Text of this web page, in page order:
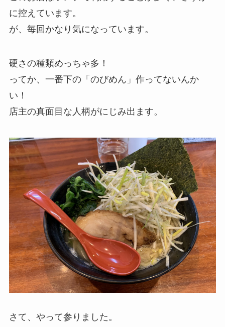
に控えています。
が、毎回かなり気になっています。
硬さの種類めっちゃ多！
ってか、一番下の「のびめん」作ってないんか
い！
店主の真面目な人柄がにじみ出ます。
さて、やって参りました。